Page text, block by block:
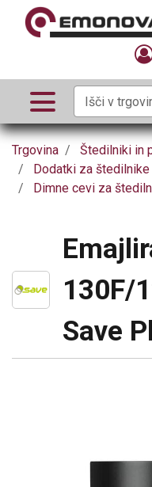
Trgovina
Štedilniki in
Dodatki za
Dimne cevi za
130F/
Save